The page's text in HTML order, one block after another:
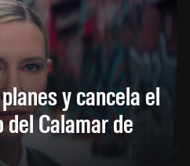
y cancela el
del Calamar de